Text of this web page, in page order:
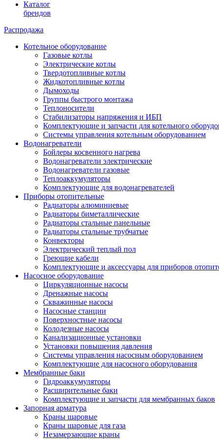
Каталог
брендов
Распродажа
Котельное оборудование
Газовые котлы
Электрические котлы
Твердотопливные котлы
Жидкотопливные котлы
Дымоходы
Группы быстрого монтажа
Теплоносители
Стабилизаторы напряжения и ИБП
Комплектующие и запчасти для котельного
Системы управления котельным оборудованием
Водонагреватели
Бойлеры косвенного нагрева
Водонагреватели электрические
Водонагреватели газовые
Теплоаккумуляторы
Комплектующие для водонагревателей
Приборы отопительные
Радиаторы алюминиевые
Радиаторы биметаллические
Радиаторы стальные панельные
Радиаторы стальные трубчатые
Конвекторы
Электрический теплый пол
Греющие кабели
Комплектующие и аксессуары для приборов
Насосное оборудование
Циркуляционные насосы
Дренажные насосы
Скважинные насосы
Насосные станции
Поверхностные насосы
Колодезные насосы
Канализационные установки
Установки повышения давления
Системы управления насосным оборудованием
Комплектующие для насосного оборудования
Мембранные баки
Гидроаккумуляторы
Расширительные баки
Комплектующие и запчасти для мембранных баков
Запорная арматура
Краны шаровые
Краны шаровые для газа
Незамерзающие краны